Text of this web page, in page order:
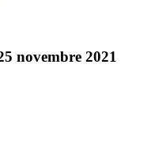
novembre 2021